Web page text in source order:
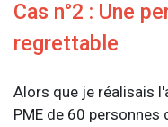
Cas n°2 : Une
regrettable
Alors que je réalisais
PME de 60